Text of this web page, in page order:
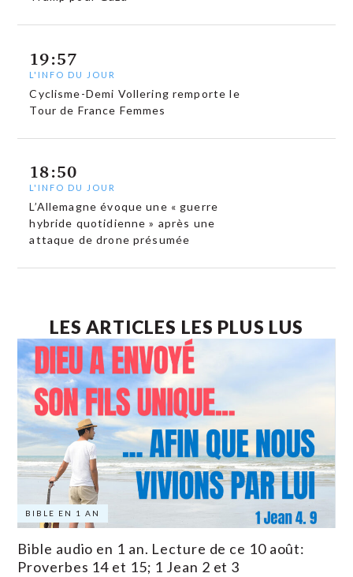
19:57
L'INFO DU JOUR
Cyclisme-Demi Vollering remporte le
Tour de France Femmes
18:50
L'INFO DU JOUR
L’Allemagne évoque une « guerre
hybride quotidienne » après une
attaque de drone présumée
LES ARTICLES LES PLUS LUS
BIBLE EN 1 AN
Bible audio en 1 an. Lecture de ce 10 août:
Proverbes 14 et 15; 1 Jean 2 et 3